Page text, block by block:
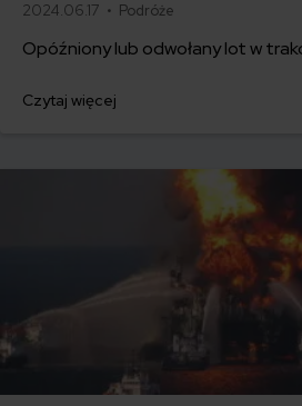
2024.06.17 • Podróże
Opóźniony lub odwołany lot w
Czytaj więcej